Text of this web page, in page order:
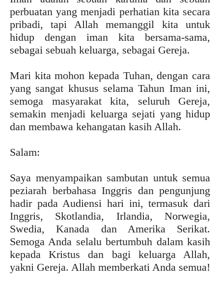
perbuatan yang menjadi perhatian kita secara
pribadi, tapi Allah memanggil kita untuk
hidup dengan iman kita bersama-sama,
sebagai sebuah keluarga, sebagai Gereja.
Mari kita mohon kepada Tuhan, dengan cara
yang sangat khusus selama Tahun Iman ini,
semoga masyarakat kita, seluruh Gereja,
semakin menjadi keluarga sejati yang hidup
dan membawa kehangatan kasih Allah.
Salam:
Saya menyampaikan sambutan untuk semua
peziarah berbahasa Inggris dan pengunjung
hadir pada Audiensi hari ini, termasuk dari
Inggris, Skotlandia, Irlandia, Norwegia,
Swedia, Kanada dan Amerika Serikat.
Semoga Anda selalu bertumbuh dalam kasih
kepada Kristus dan bagi keluarga Allah,
yakni Gereja. Allah memberkati Anda semua!